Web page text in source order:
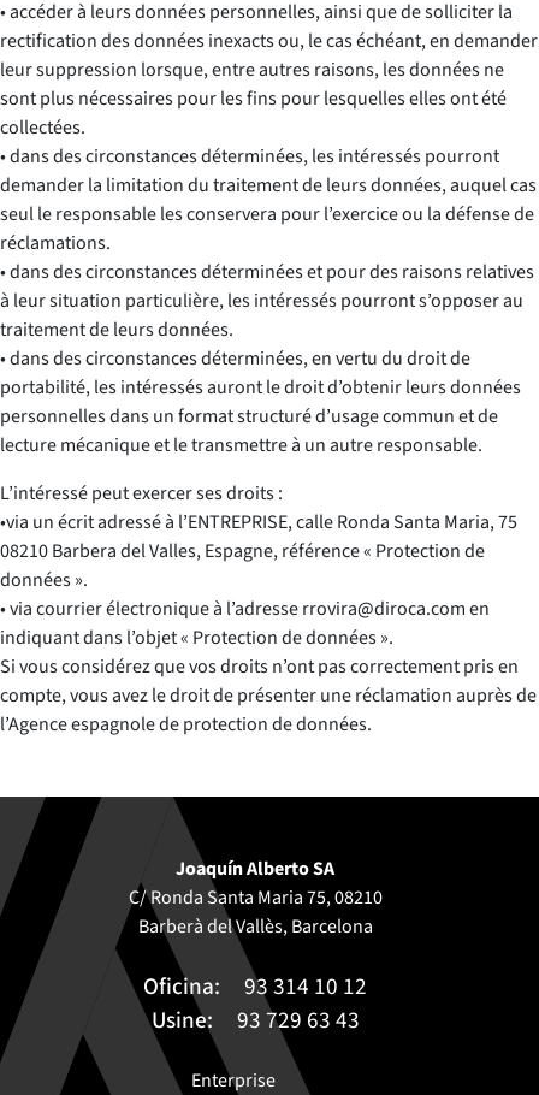
• accéder à leurs données personnelles, ainsi que de solliciter la
rectification des données inexacts ou, le cas échéant, en demander
leur suppression lorsque, entre autres raisons, les données ne
sont plus nécessaires pour les fins pour lesquelles elles ont été
collectées.
• dans des circonstances déterminées, les intéressés pourront
demander la limitation du traitement de leurs données, auquel cas
seul le responsable les conservera pour l’exercice ou la défense de
réclamations.
• dans des circonstances déterminées et pour des raisons relatives
à leur situation particulière, les intéressés pourront s’opposer au
traitement de leurs données.
• dans des circonstances déterminées, en vertu du droit de
portabilité, les intéressés auront le droit d’obtenir leurs données
personnelles dans un format structuré d’usage commun et de
lecture mécanique et le transmettre à un autre responsable.
L’intéressé peut exercer ses droits :
•via un écrit adressé à l’ENTREPRISE, calle Ronda Santa Maria, 75
08210 Barbera del Valles, Espagne, référence « Protection de
données ».
• via courrier électronique à l’adresse rrovira@diroca.com en
indiquant dans l’objet « Protection de données ».
Si vous considérez que vos droits n’ont pas correctement pris en
compte, vous avez le droit de présenter une réclamation auprès de
l’Agence espagnole de protection de données.
Joaquín Alberto SA
C/ Ronda Santa Maria 75, 08210
Barberà del Vallès, Barcelona
Oficina:
93 314 10 12
Usine:
93 729 63 43
Enterprise